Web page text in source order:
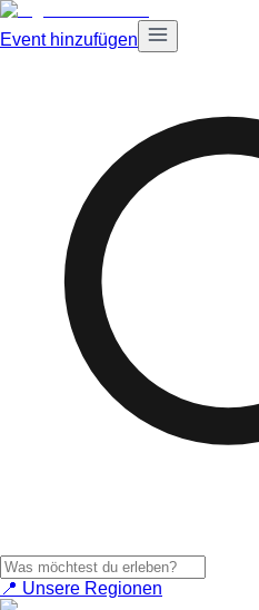
Event hinzufügen
📍 Unsere Regionen